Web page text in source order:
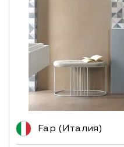
Fap (Италия)